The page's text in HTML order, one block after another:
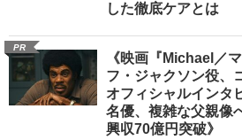
した徹底ケアとは
PR
《映画『Michael／
フ・ジャクソン役、
オフィシャルインタ
名優、複雑な父親像
興収70億円突破》